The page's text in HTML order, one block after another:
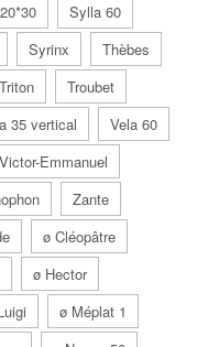
Sylla 60
Syrinx
Thèbes
Triton
Troubet
35 vertical
Vela 60
Victor-Emmanuel
Zante
ø Cléopâtre
ø Hector
ø Méplat 1